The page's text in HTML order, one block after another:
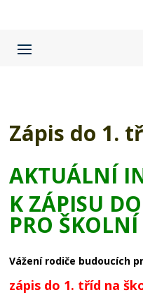
Zápis do 1.
AKTUÁLNÍ
K ZÁPISU
PRO
Vážení rodiče budoucích
zápis do 1. tříd na